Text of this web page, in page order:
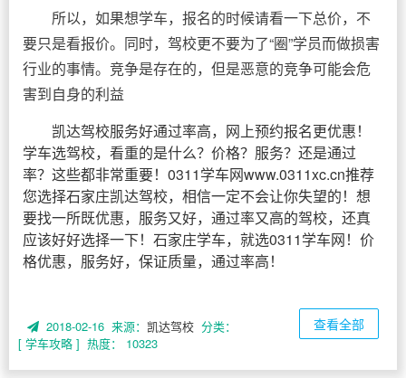
所以，如果想学车，报名的时候请看一下总价，不
要只是看报价。同时，驾校更不要为了“圈”学员而做损害
行业的事情。竞争是存在的，但是恶意的竞争可能会危
害到自身的利益
凯达驾校服务好通过率高，网上预约报名更优惠！
学车选驾校，看重的是什么？价格？服务？还是通过
率？这些都非常重要！0311学车网www.0311xc.cn推荐
您选择石家庄凯达驾校，相信一定不会让你失望的！想
要找一所既优惠，服务又好，通过率又高的驾校，还真
应该好好选择一下！石家庄学车，就选0311学车网！价
格优惠，服务好，保证质量，通过率高！
2018-02-16 来源： 凯达驾校 分类：
[ 学车攻略 ] 热度： 10323
查看全部